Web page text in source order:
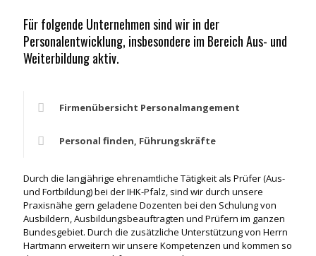
Für folgende Unternehmen sind wir in der
Personalentwicklung, insbesondere im Bereich Aus- und
Weiterbildung aktiv.
Firmenübersicht Personalmangement
Personal finden, Führungskräfte
Durch die langjährige ehrenamtliche Tätigkeit als Prüfer (Aus-
und Fortbildung) bei der IHK-Pfalz, sind wir durch unsere
Praxisnähe gern geladene Dozenten bei den Schulung von
Ausbildern, Ausbildungsbeauftragten und Prüfern im ganzen
Bundesgebiet. Durch die zusätzliche Unterstützung von Herrn
Hartmann erweitern wir unsere Kompetenzen und kommen so